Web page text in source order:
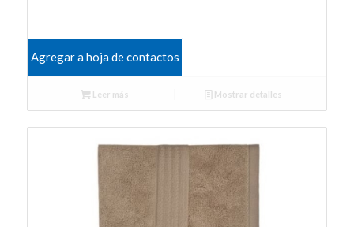
Agregar a hoja de contactos
Leer más Mostrar detalles